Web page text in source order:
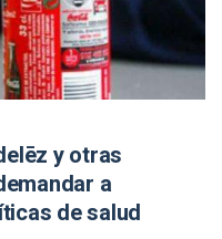
y otras
a
de salud